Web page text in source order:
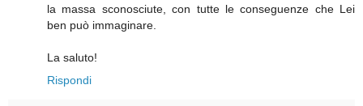
la massa sconosciute, con tutte le conseguenze che Lei
ben può immaginare.
La saluto!
Rispondi